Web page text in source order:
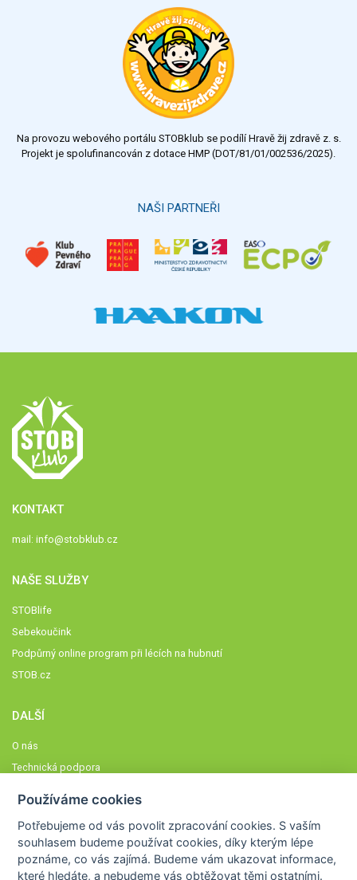
Na provozu webového portálu STOBklub se podílí Hravě žij zdravě z. s.
Projekt je spolufinancován z dotace HMP (DOT/81/01/002536/2025).
NAŠI PARTNEŘI
KONTAKT
mail: info@stobklub.cz
NAŠE SLUŽBY
STOBlife
Sebekoučink
Podpůrný online program při lécích na hubnutí
STOB.cz
DALŠÍ
O nás
Technická podpora
Členové STOBklubu
Zásady nakládání s osobními údaji
Otestujte se
Používáme cookies
Potřebujeme od vás povolit zpracování cookies. S vaším
souhlasem budeme používat cookies, díky kterým lépe
poznáme,co vás zajímá. Budeme vám ukazovat informace,
které hledáte, a nebudeme vás obtěžovat těmi ostatními.